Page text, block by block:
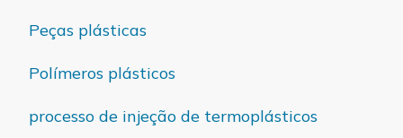
Peças plásticas
Polímeros plásticos
processo de injeção de termoplásticos